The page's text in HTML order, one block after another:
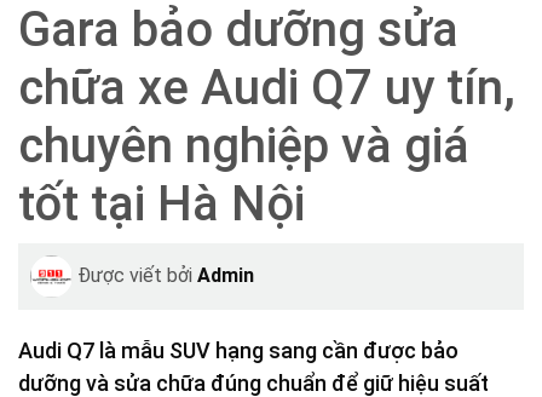
Gara bảo dưỡng sửa
chữa xe Audi Q7 uy tín,
chuyên nghiệp và giá
tốt tại Hà Nội
Được viết bởi Admin
Audi Q7 là mẫu SUV hạng sang cần được bảo
dưỡng và sửa chữa đúng chuẩn để giữ hiệu suất